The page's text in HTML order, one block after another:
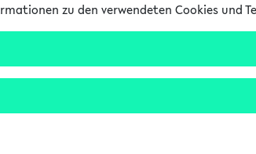
Forschung
Unser
zu den verwendeten Cookies und